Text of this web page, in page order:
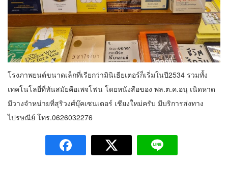
โรงภาพยนต์ขนาดเล็กที่เรียกว่ามินิเธียเตอร์ก็เริ่มในปี2534 รวมทั้ง
เทคโนโลยี่ที่ทันสมัยคือเพจโฟน โดยหนังสือของ พล.ต.ค.อนุ เนิดหาด
มีวางจำหน่ายที่สุริวงศ์บุ๊คเซนเตอร์ เชียงใหม่ครับ มีบริการส่งทาง
ไปรษณีย์ โทร.0626032276